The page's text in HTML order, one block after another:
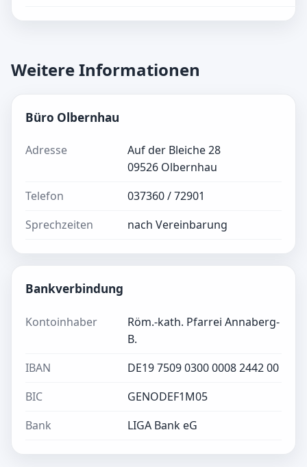
Weitere Informationen
Büro Olbernhau
Adresse
Auf der Bleiche 28
09526 Olbernhau
Telefon
037360 / 72901
Sprechzeiten
nach Vereinbarung
Bankverbindung
Kontoinhaber
Röm.-kath. Pfarrei Annaberg-
B.
IBAN
DE19 7509 0300 0008 2442 00
BIC
GENODEF1M05
Bank
LIGA Bank eG